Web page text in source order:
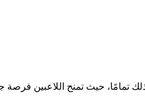
حيث تمنح اللاعبين فرصة جمع